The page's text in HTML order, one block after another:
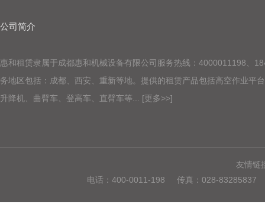
公司简介
惠和租赁隶属于成都惠和机械设备有限公司服务热线：4000011198
务地区包括 ：成都、西安、重新等地。 提供的租赁产品包括高空作业平
升降机、曲臂车、登高车、直臂车等... [更多>>]
友情链
电话：400-0011-198 传真：028-83285837